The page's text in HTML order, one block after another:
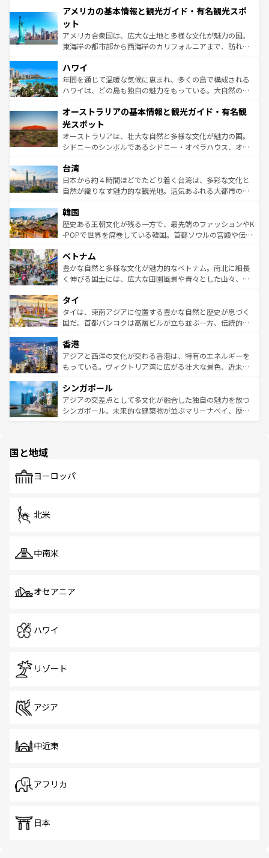
ンツ一覧を参照してほしい。
の建物がそのまま残る町や、スイスならではのユニークな
博物館もあり、アルプス観光だけでなく町歩きも満喫する
ことができる。国民の所得が高いため物価も高いが、旅行
者向けの交通パス提供のサービスもあり、うまく活用すれ
着のスイス情報は
アメリカの基本情報と観光ガイド・有名観光スポ
ット
アメリカ合衆国は、広大な土地と多様な文化が魅力の国。
東海岸の都市部から西海岸のカリフォルニアまで、訪れる
のような巨大都市は、観光、ショッピング、エンターテイ
ンメントが詰まった刺激的なスポットだ。一方、アメリカ
西部には大自然が広がり、グランドキャニオンやイエロー
部のニューオーリンズでは、音楽と美食が融合した独特の
文化が魅力。旅行者はアメリカの各地域で異なる魅力を楽
しみながら、その多様性と豊かな歴史を感じることができ
るだろう。車でのロードトリップや列車の旅も、アメリカ
情報は
ハワイ
年間を通じて温暖な気候に恵まれ、多くの島で構成される
ハワイは、どの島も独自の魅力をもっている。大自然の神
ワイ島は見逃せない。また、定番の観光地といえばオアフ
島だが、静かな自然を求めるならマウイ島やカウアイ島が
おすすめ。エメラルドグリーンに輝く海をはじめ、豊かな
文化や歴史が息づいている。「アロハスピリット」と呼ば
人々、おいしいローカルフードやハワイアンミュージッ
ク、伝統的なフラダンスなど、すべてがハワイの魅力を彩
っている。訪れるたびに新しい発見と感動が待っているハ
はコンテンツ一覧
オーストラリアの基本情報と観光ガイド・有名観
光スポット
オーストラリアは、壮大な自然と多様な文化が魅力の国。
シドニーのシンボルであるシドニー・オペラハウス、オー
リアリーフや大陸中央部にそびえるウルル（エアーズロッ
ク）、タスマニアの美しい原生林やケアンズの熱帯雨林な
ど、見どころがたくさん。また、カフェやワイン、オージ
いる。アクティビティも充実しており、サーフィンやダイ
ビング、ハイキングなど、アウトドア好きにはたまらな
い。オーストラリアの多彩な魅力を存分に味わいつくそ
参照してほしい。
台湾
日本から約４時間ほどでたどり着く台湾は、多彩な文化と
自然が織りなす魅力的な観光地。活気あふれる大都市の台
ン）、静ひつな山岳地帯である台湾東部など、都市の喧騒
と山間の静けさが共存しており、訪れる人に新しい発見と
驚きをもたらしてくれる。また、奥深い台湾の食文化も魅
容にもいいと評判のスイーツなど、バラエティ豊かな料理
が味わえる。 なお、新着の台湾情報は コンテンツ一覧を参
照してほしい。
韓国
歴史ある王朝文化が残る一方で、最先端のファッションやK
-POPで世界を席巻している韓国。首都ソウルの宮殿や伝統
き、地方に足を延ばせば四季折々の自然美を楽しむことが
できる。そして、キムチや焼肉、絶品のストリートフード
まで、さまざまな韓国料理が待っている。夜には、韓国な
リティに包まれながら、韓国の多彩な魅力を心ゆくまで味
わってみてほしい。 なお、新着の韓国情報はコンテンツ一
覧を参照してほしい。
ベトナム
豊かな自然と多様な文化が魅力的なベトナム。南北に細長
く伸びる国土には、広大な田園風景や青々とした山々、世
急速な発展と共に伝統が息づく。ハノイの古い町並みやホ
ーチミン市のフランス統治時代の建物も、独特の雰囲気を
醸し出している。また、バラエティの豊かさとおいしさで
とつ。フォーやバインミー、ベトナムコーヒーなどは、ぜ
ひ現地で味わいたい。どの地域を訪れてもあたたかい人々
が旅行者を迎えてくれるので、きっと忘れられない旅にな
参照してほしい。
タイ
タイは、東南アジアに位置する豊かな自然と歴史が息づく
国だ。首都バンコクは高層ビルが立ち並ぶ一方、伝統的な
の活気が交差している。北部ではチェンマイなどの山岳地
帯で自然と触れ合い、南部ではプーケットやクラビの美し
いビーチでリゾート気分を楽しむことができる。タイ料理
激する。気候は一年中温暖で、どの季節にも異なる楽しみ
が待っている。親しみやすいタイの人々、仏教を中心とし
た文化、そして多様な観光資源が、訪れる旅人を魅了し続
香港
アジアと西洋の文化が交わる香港は、特有のエネルギーを
もっている。ヴィクトリア湾に広がる壮大な景色、近未来
み、どこを訪れても感動するはず。観光スポットが密集し
ており、効率よく見どころを回れるのも魅力。息をのむよ
うな絶景から文化的な体験まで、香港を存分に楽しみ尽く
シンガポール
アジアの交差点として多文化が融合した独自の魅力を放つ
シンガポール。未来的な建築物が並ぶマリーナベイ、歴史
で、ホーカーズは地元の風情を楽しめる外せないスポット
国と地域
ヨーロッパ
北米
中南米
オセアニア
ハワイ
リゾート
アジア
中近東
アフリカ
日本